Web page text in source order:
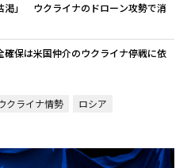
渇」 ウクライナのドローン攻勢で消
保は米国仲介のウクライナ停戦に依
クライナ情勢 ロシア